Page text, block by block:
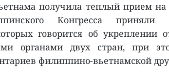
получила теплый прием
Конгресса приняли
говорится об укреплении
органами двух стран, при
филиппино-вьетнамской